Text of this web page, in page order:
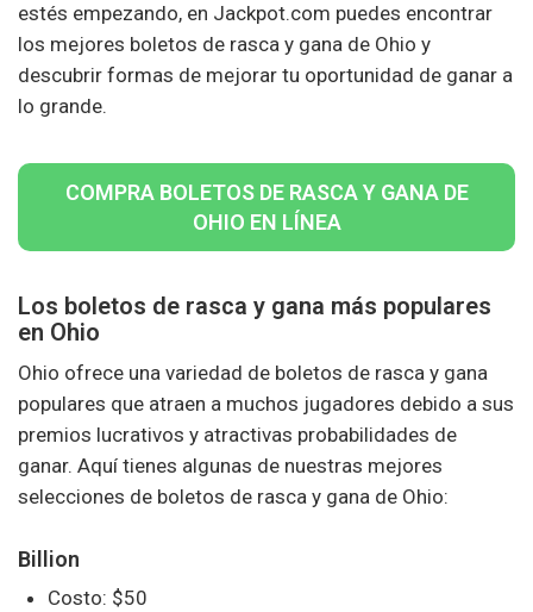
estés empezando, en Jackpot.com puedes encontrar
los mejores boletos de rasca y gana de Ohio y
descubrir formas de mejorar tu oportunidad de ganar a
lo grande.
COMPRA BOLETOS DE RASCA Y GANA DE
OHIO EN LÍNEA
Los boletos de rasca y gana más populares
en Ohio
Ohio ofrece una variedad de boletos de rasca y gana
populares que atraen a muchos jugadores debido a sus
premios lucrativos y atractivas probabilidades de
ganar. Aquí tienes algunas de nuestras mejores
selecciones de boletos de rasca y gana de Ohio:
Billion
Costo: $50